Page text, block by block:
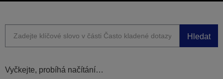
Hledat
Vyčkejte, probíhá načítání…